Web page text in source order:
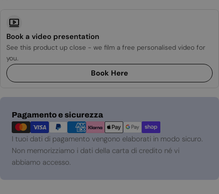
Book a video presentation
See this product up close - we film a free personalised video for
you.
Book Here
Pagamento e sicurezza
Metodi
di
pagamento
I tuoi dati di pagamento vengono elaborati in modo sicuro.
Non memorizziamo i dati della carta di credito né vi
abbiamo accesso.